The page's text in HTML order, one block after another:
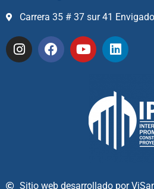
Carrera 35 # 37 sur 41 Envigado
Sitio web desarrollado por